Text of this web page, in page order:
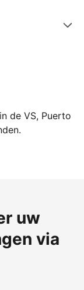
de VS, Puerto
uw
via